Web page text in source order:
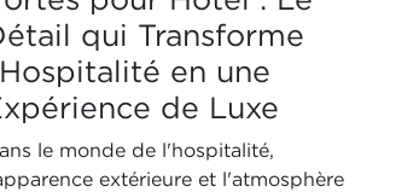
qui Transforme
en une
de Luxe
le monde de l'hospitalité,
extérieure et l'atmosphère